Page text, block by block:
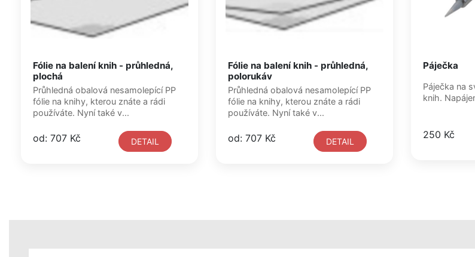
Fólie na balení knih - průhledná,
plochá
Průhledná obalová nesamolepící PP
fólie na knihy, kterou znáte a rádi
používáte. Nyní také v...
od: 707 Kč DETAIL
Fólie na balení knih - průhledná,
polorukáv
Průhledná obalová nesamolepící PP
fólie na knihy, kterou znáte a rádi
používáte. Nyní také v...
od: 707 Kč DETAIL
Páječka
Páječka na
250 Kč